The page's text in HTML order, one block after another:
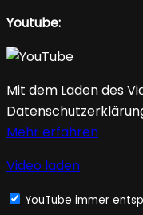
Youtube:
Mit dem Laden des
Mehr erfahren
Video laden
YouTube immer